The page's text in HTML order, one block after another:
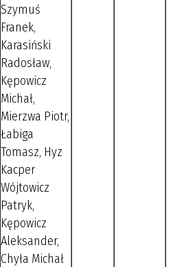
Szymuś
Franek,
Karasiński
Radosław,
Kępowicz
Michał,
Mierzwa Piotr,
Łabiga
Tomasz, Hyz
Kacper
Wójtowicz
Patryk,
Kępowicz
Aleksander,
Chyła Michał